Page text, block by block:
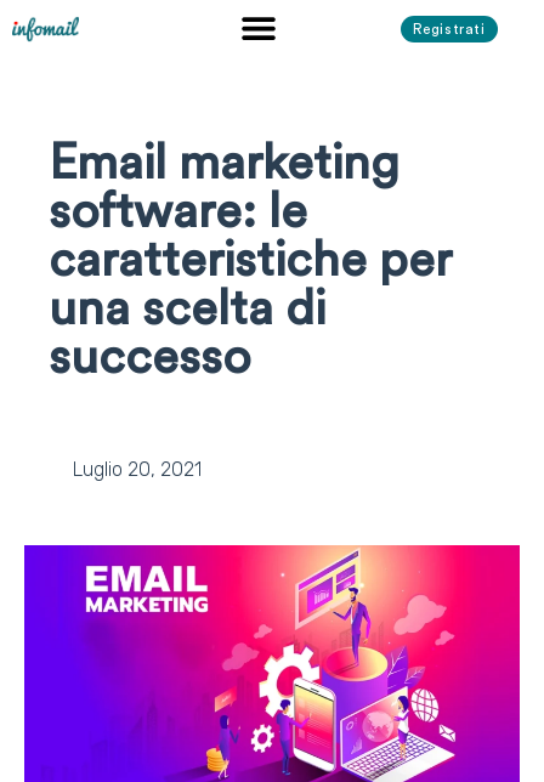
Registrati
Email marketing
software: le
caratteristiche per
una scelta di
successo
Luglio 20, 2021